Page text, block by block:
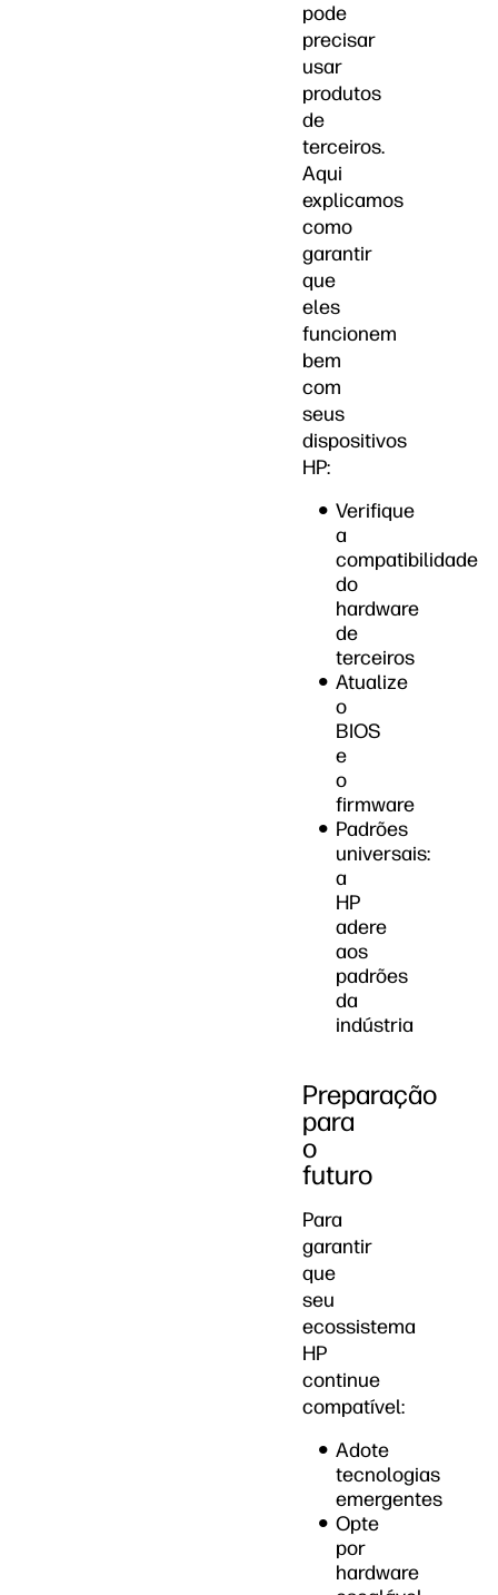
pode
precisar
usar
produtos
de
terceiros.
Aqui
explicamos
como
garantir
que
eles
funcionem
bem
com
seus
dispositivos
HP:
Verifique
a
compatibilidade
do
hardware
de
terceiros
Atualize
o
BIOS
e
o
firmware
Padrões
universais:
a
HP
adere
aos
padrões
da
indústria
Preparação
para
o
futuro
Para
garantir
que
seu
ecossistema
HP
continue
compatível:
Adote
tecnologias
emergentes
Opte
por
hardware